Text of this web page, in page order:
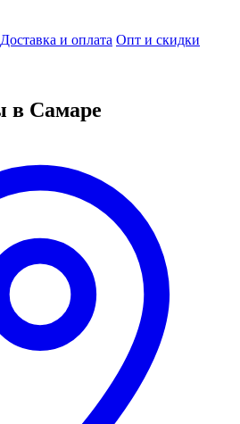
Доставка и оплата Опт и скидки
в Самаре